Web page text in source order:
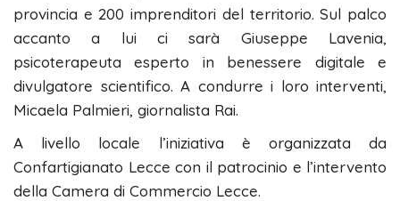
provincia e 200 imprenditori del territorio. Sul palco
accanto a lui ci sarà Giuseppe Lavenia,
psicoterapeuta esperto in benessere digitale e
divulgatore scientifico. A condurre i loro interventi,
Micaela Palmieri, giornalista Rai.
A livello locale l’iniziativa è organizzata da
Confartigianato Lecce con il patrocinio e l’intervento
della Camera di Commercio Lecce.